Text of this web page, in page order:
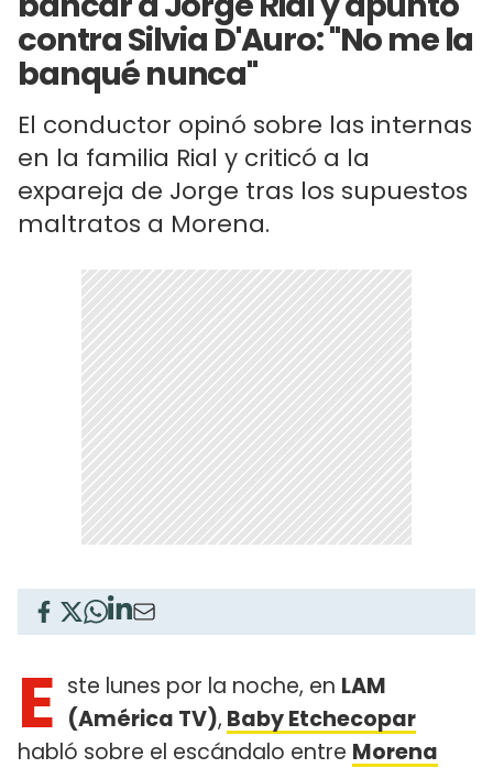
contra Silvia D'Auro: "No me la
banqué nunca"
El conductor opinó sobre las internas
en la familia Rial y criticó a la
expareja de Jorge tras los supuestos
maltratos a Morena.
E ste lunes por la noche, en LAM
(América TV), Baby Etchecopar
habló sobre el escándalo entre Morena